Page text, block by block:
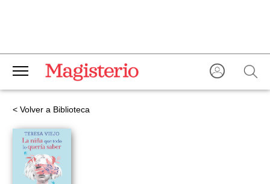
< Volver a Biblioteca